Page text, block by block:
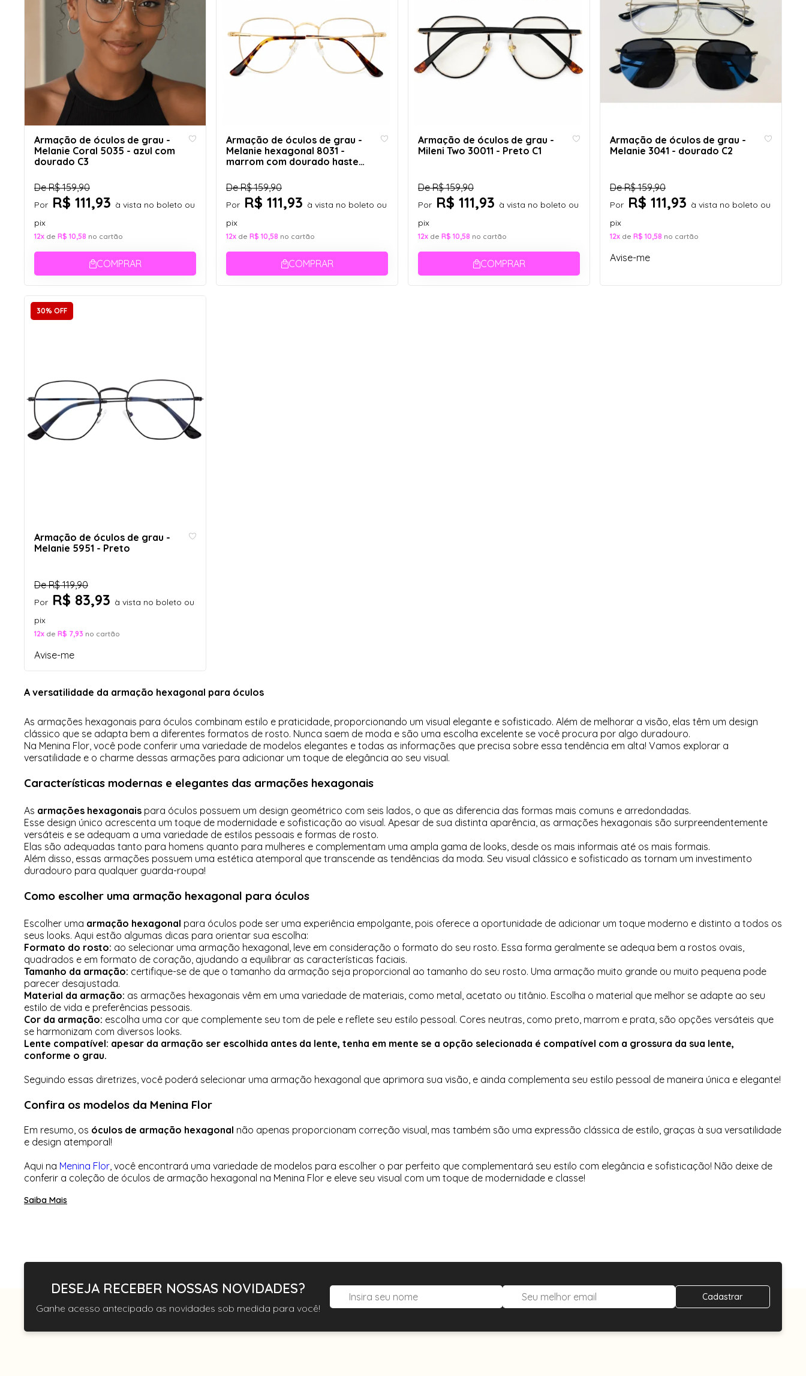
Armação de óculos de grau -
Melanie Coral 5035 - azul com
dourado C3
DeR$ 159,90
Por R$ 111,93 à vista no boleto ou
pix
12x de R$ 10,58 no cartão
COMPRAR
Armação de óculos de grau -
Melanie hexagonal 8031 -
marrom com dourado haste
DeR$ 159,90
Por R$ 111,93 à vista no boleto ou
pix
12x de R$ 10,58 no cartão
COMPRAR
Armação de óculos de grau -
Mileni Two 30011 - Preto C1
DeR$ 159,90
Por R$ 111,93 à vista no boleto ou
pix
12x de R$ 10,58 no cartão
COMPRAR
Armação de óculos de grau -
Melanie 3041 - dourado C2
DeR$ 159,90
Por R$ 111,93 à vista no boleto ou
pix
12x de R$ 10,58 no cartão
Avise-me
30% OFF
Armação de óculos de grau -
Melanie 5951 - Preto
DeR$ 119,90
Por R$ 83,93 à vista no boleto ou
pix
12x de R$ 7,93 no cartão
Avise-me
A versatilidade da armação hexagonal para óculos
As armações hexagonais para óculos combinam estilo e praticidade, proporcionando um visual elegante e sofisticado. Além de melhorar a visão, elas têm um design
clássico que se adapta bem a diferentes formatos de rosto. Nunca saem de moda e são uma escolha excelente se você procura por algo duradouro.
Na Menina Flor, você pode conferir uma variedade de modelos elegantes e todas as informações que precisa sobre essa tendência em alta! Vamos explorar a
versatilidade e o charme dessas armações para adicionar um toque de elegância ao seu visual.
Características modernas e elegantes das armações hexagonais
As armações hexagonais para óculos possuem um design geométrico com seis lados, o que as diferencia das formas mais comuns e arredondadas.
Esse design único acrescenta um toque de modernidade e sofisticação ao visual. Apesar de sua distinta aparência, as armações hexagonais são surpreendentemente
versáteis e se adequam a uma variedade de estilos pessoais e formas de rosto.
Elas são adequadas tanto para homens quanto para mulheres e complementam uma ampla gama de looks, desde os mais informais até os mais formais.
Além disso, essas armações possuem uma estética atemporal que transcende as tendências da moda. Seu visual clássico e sofisticado as tornam um investimento
duradouro para qualquer guarda-roupa!
Como escolher uma armação hexagonal para óculos
Escolher uma armação hexagonal para óculos pode ser uma experiência empolgante, pois oferece a oportunidade de adicionar um toque moderno e distinto a todos os
seus looks. Aqui estão algumas dicas para orientar sua escolha:
Formato do rosto: ao selecionar uma armação hexagonal, leve em consideração o formato do seu rosto. Essa forma geralmente se adequa bem a rostos ovais,
quadrados e em formato de coração, ajudando a equilibrar as características faciais.
Tamanho da armação: certifique-se de que o tamanho da armação seja proporcional ao tamanho do seu rosto. Uma armação muito grande ou muito pequena pode
parecer desajustada.
Material da armação: as armações hexagonais vêm em uma variedade de materiais, como metal, acetato ou titânio. Escolha o material que melhor se adapte ao seu
estilo de vida e preferências pessoais.
Cor da armação: escolha uma cor que complemente seu tom de pele e reflete seu estilo pessoal. Cores neutras, como preto, marrom e prata, são opções versáteis que
se harmonizam com diversos looks.
Lente compatível: apesar da armação ser escolhida antes da lente, tenha em mente se a opção selecionada é compatível com a grossura da sua lente,
conforme o grau.
Seguindo essas diretrizes, você poderá selecionar uma armação hexagonal que aprimora sua visão, e ainda complementa seu estilo pessoal de maneira única e elegante!
Confira os modelos da Menina Flor
Em resumo, os óculos de armação hexagonal não apenas proporcionam correção visual, mas também são uma expressão clássica de estilo, graças à sua versatilidade
e design atemporal!
Aqui na Menina Flor , você encontrará uma variedade de modelos para escolher o par perfeito que complementará seu estilo com elegância e sofisticação! Não deixe de
conferir a coleção de óculos de armação hexagonal na Menina Flor e eleve seu visual com um toque de modernidade e classe!
Saiba Mais
DESEJA RECEBER NOSSAS NOVIDADES?
Ganhe acesso antecipado as novidades sob medida para você!
Cadastrar